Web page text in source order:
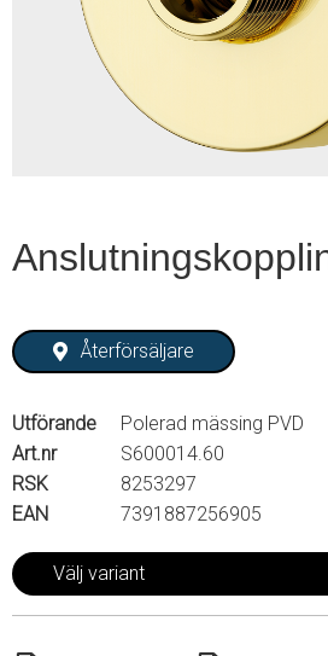
Återförsäljare
Utförande
Polerad mässing PVD
Art.nr
S600014.60
RSK
8253297
EAN
7391887256905
Välj variant